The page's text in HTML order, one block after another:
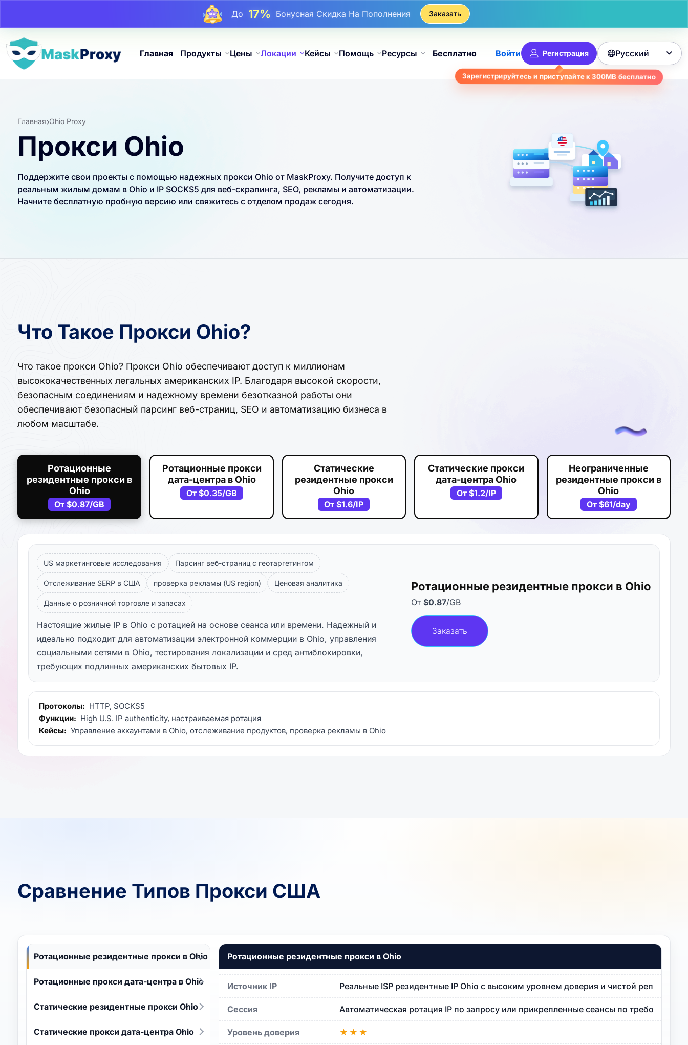
До 17% Бонусная Скидка На Пополнения
До25%Скидка На Статические Покупки IP
Заказать
Главная Продукты Цены Локации Кейсы Помощь Ресурсы Бесплатно Войти Регистрация
Зарегистрируйтесь и приступайте к300MB бесплатно
Русский 
Главная Ohio Proxy
Прокси Ohio
Поддержите свои проекты с помощью надежных прокси Ohio от MaskProxy. Получите доступ к
реальным жилым домам в Ohio и IP SOCKS5 для веб-скрапинга, SEO, рекламы и автоматизации.
Начните бесплатную пробную версию или свяжитесь с отделом продаж сегодня.
Что Такое Прокси Ohio?
Что такое прокси Ohio? Прокси Ohio обеспечивают доступ к миллионам
высококачественных легальных американских IP. Благодаря высокой скорости,
безопасным соединениям и надежному времени безотказной работы они
обеспечивают безопасный парсинг веб-страниц, SEO и автоматизацию бизнеса в
любом масштабе.
Ротационные
резидентные прокси в
Ohio
От$0.87/GB
Ротационные прокси
дата-центра в Ohio
От$0.35/GB
Статические
резидентные прокси
Ohio
От$1.6/IP
Статические прокси
дата-центра Ohio
От $1.2/IP
Неограниченные
резидентные прокси в
Ohio
От $61/day
US маркетинговые исследования Парсинг веб-страниц с геотаргетингом
Отслеживание SERP в США проверка рекламы (US region) Ценовая аналитика
Данные о розничной торговле и запасах
Настоящие жилые IP в Ohio с ротацией на основе сеанса или времени. Надежный и
идеально подходит для автоматизации электронной коммерции в Ohio, управления
социальными сетями в Ohio, тестирования локализации и сред антиблокировки,
требующих подлинных американских бытовых IP.
Ротационные резидентные прокси в Ohio
От $0.87/GB
Заказать
Протоколы: HTTP, SOCKS5
Функции: High U.S. IP authenticity, настраиваемая ротация
Кейсы: Управление аккаунтами в Ohio, отслеживание продуктов, проверка рекламы в Ohio
Сравнение Типов Прокси США
Ротационные резидентные прокси в Ohio
Ротационные прокси дата-центра в Ohio
Статические резидентные прокси Ohio
Статические прокси дата-центра Ohio
Ротационные резидентные прокси в Ohio
Источник IP Реальные ISP резидентные IP Ohio с высоким уровнем доверия и чистой
Сессия Автоматическая ротация IP по запросу или прикрепленные сеансы по требованию.
Уровень доверия ★★★